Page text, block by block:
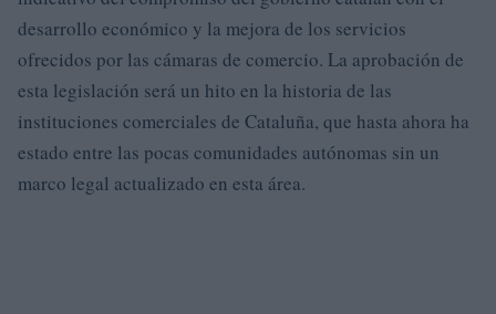
desarrollo económico y la mejora de los servicios
ofrecidos por las cámaras de comercio. La aprobación de
esta legislación será un hito en la historia de las
instituciones comerciales de Cataluña, que hasta ahora ha
estado entre las pocas comunidades autónomas sin un
marco legal actualizado en esta área.